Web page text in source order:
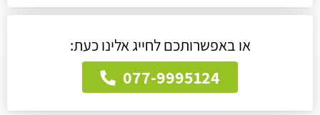
או באפשרותכם לחייג אלינו כעת:
077-9995124